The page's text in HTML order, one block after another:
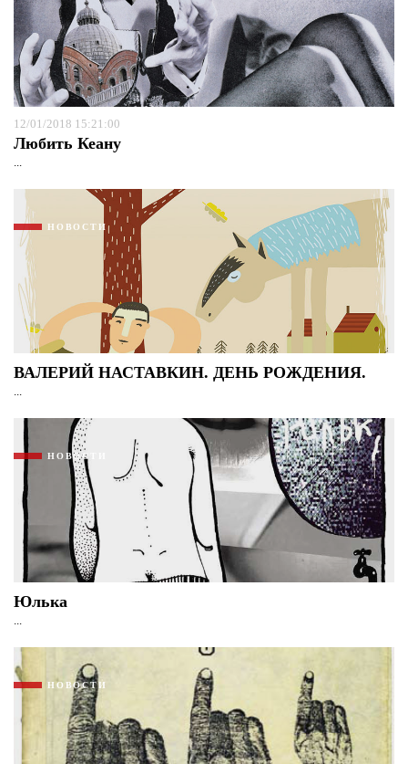
12/01/2018 15:21:00
Любить Кеану
...
НОВОСТИ
ВАЛЕРИЙ НАСТАВКИН. ДЕНЬ РОЖДЕНИЯ.
...
НОВОСТИ
Юлька
...
НОВОСТИ